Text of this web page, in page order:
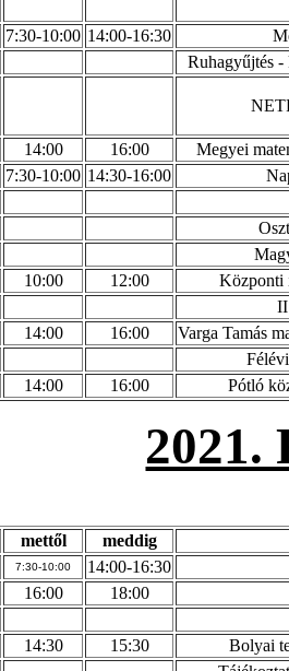
7:30-10:00 14:00-16:30
Ruhagyűjtés -
14:00 16:00
Megyei
7:30-10:00 14:30-16:00
10:00 12:00
Központi
14:00 16:00
Varga Tamás
14:00 16:00 Pótló
2021.
mettől
meddig
7:30-10:00
14:00-16:30
16:00
18:00
14:30 15:30
Bolyai